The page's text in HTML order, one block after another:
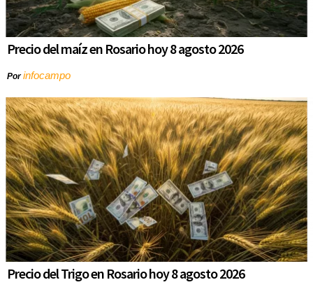
Precio del maíz en Rosario hoy 8 agosto 2026
Porinfocampo
Precio del Trigo en Rosario hoy 8 agosto 2026